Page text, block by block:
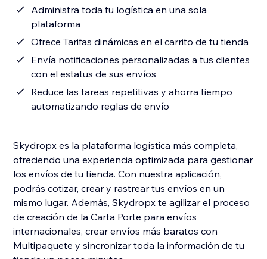
Administra toda tu logística en una sola
plataforma
Ofrece Tarifas dinámicas en el carrito de tu tienda
Envía notificaciones personalizadas a tus clientes
con el estatus de sus envíos
Reduce las tareas repetitivas y ahorra tiempo
automatizando reglas de envío
Skydropx es la plataforma logística más completa,
ofreciendo una experiencia optimizada para gestionar
los envíos de tu tienda. Con nuestra aplicación,
podrás cotizar, crear y rastrear tus envíos en un
mismo lugar. Además, Skydropx te agilizar el proceso
de creación de la Carta Porte para envíos
internacionales, crear envíos más baratos con
Multipaquete y sincronizar toda la información de tu